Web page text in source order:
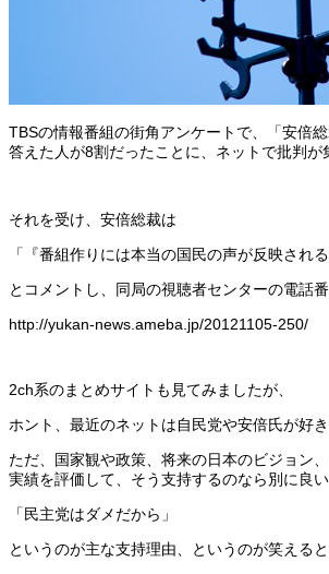
TBSの情報番組の街角アンケートで、「安倍
答えた人が8割だったことに、ネットで批判が
それを受け、安倍総裁は
「『番組作りには本当の国民の声が反映され
とコメントし、同局の視聴者センターの電話
http://yukan-news.ameba.jp/20121105-250/
2ch系のまとめサイトも見てみましたが、
ホント、最近のネットは自民党や安倍氏が好き
ただ、国家観や政策、将来の日本のビジョン
実績を評価して、そう支持するのなら別に良い
「民主党はダメだから」
というのが主な支持理由、というのが笑えると